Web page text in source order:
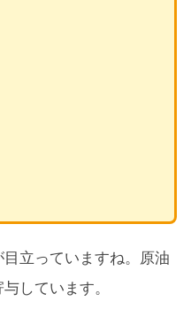
立っていますね。原油
しています。